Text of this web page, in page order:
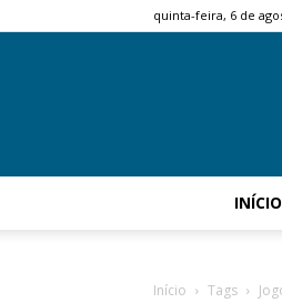
quinta-feira, 6 de
INÍCIO
Início Tags